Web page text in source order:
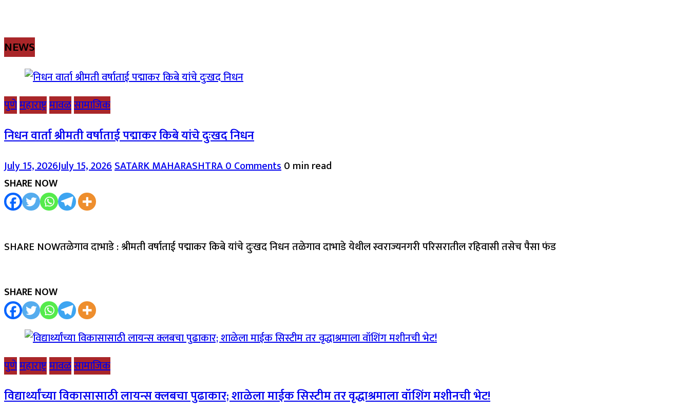
NEWS
पुणेमहाराष्ट्रमावळसामाजिक
निधन वार्ता श्रीमती वर्षाताई पद्माकर किबे यांचे दुःखद निधन
July 15, 2026July 15, 2026SATARK MAHARASHTRA0 Comments0 min read
SHARE NOW
SHARE NOWतळेगाव दाभाडे : श्रीमती वर्षाताई पद्माकर किबे यांचे दुःखद निधन तळेगाव दाभाडे येथील स्वराज्यनगरी परिसरातील रहिवासी तसेच पैसा फंड
SHARE NOW
पुणेमहाराष्ट्रमावळसामाजिक
विद्यार्थ्यांच्या विकासासाठी लायन्स क्लबचा पुढाकार; शाळेला माईक सिस्टीम तर वृद्धाश्रमाला वॉशिंग मशीनची भेट!